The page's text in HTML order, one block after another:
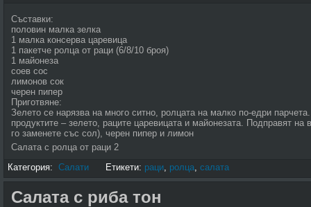
Съставки:
половин малка зелка
1 малка консерва царевица
1 пакетче ролца от раци (6/8/10 броя)
1 майонеза
соев сос
лимонов сок
черен пипер
Приготвяне:
Зелето се нарязва на много ситно, ролцата на малко по-едри
продуктите – зелето, раците царевицата и майонезата. Подправят
го заменете със сол), черен пипер и лимон
Салата с ролца от раци 2
Категория: Салати Етикети: раци, ролца, салата
Салата с риба тон